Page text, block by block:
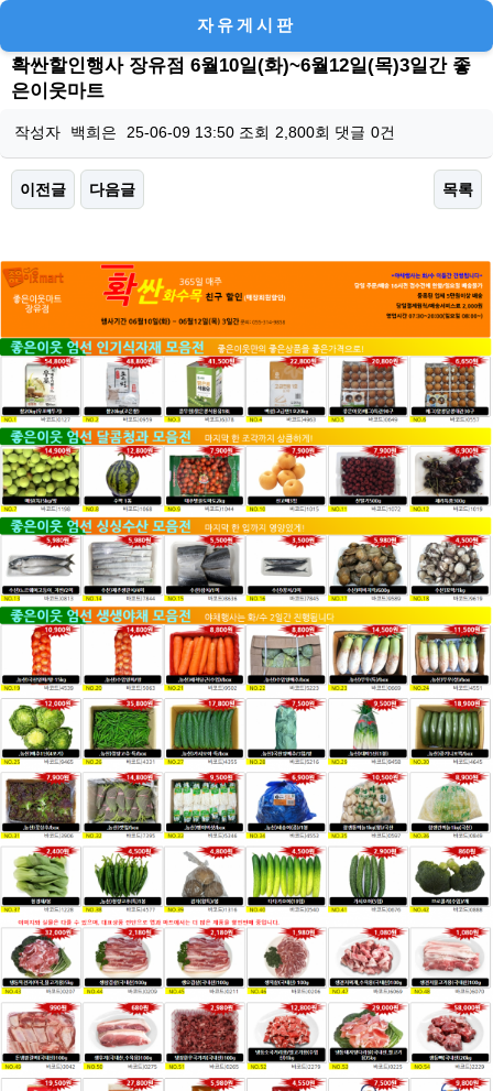
자유게시판
확싼할인행사 장유점 6월10일(화)~6월12일(목)3일간 좋
은이웃마트
작성자 백희은 25-06-09 13:50조회 2,800회 댓글 0건
이전글 다음글 목록
본문